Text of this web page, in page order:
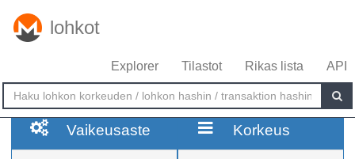
lohkot
Explorer Tilastot Rikas lista API
Vaikeusaste Korkeus